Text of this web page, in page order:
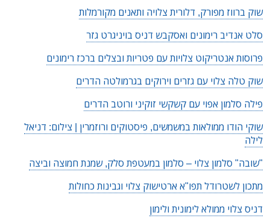
שוק ברווז מפורק, דלורית צלויה ותאנים מקורמלות
סלט אנדיב רימונים ואסקבש דניס בויניגרט גזר
פרוסות אנטריקוט צלויות עם פטריות ובצלים ברכז רימונים
שוק טלה צלוי עם גזרים וירוקים בגרמולטה הדרים
פילה סלמון אפוי עם קשקשי זוקיני ורוטב הדרים
שוקי הודו ממולאות במשמשים, פיסטוקים ורוזמרין | צילום: דניאל
לילה
"שובה" סלמון צלוי – סלמון במעטפת סלק, שמנת חמוצה וביצה
מתכון לשטרודל תפו"א ארטישוק צלוי וגבינות כחולות
דניס צלוי ממולא לימונית ולימון